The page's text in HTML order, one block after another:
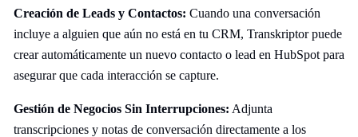
Creación de Leads y Contactos: Cuando una conversación
incluye a alguien que aún no está en tu CRM, Transkriptor puede
crear automáticamente un nuevo contacto o lead en HubSpot para
asegurar que cada interacción se capture.
Gestión de Negocios Sin Interrupciones: Adjunta
transcripciones y notas de conversación directamente a los